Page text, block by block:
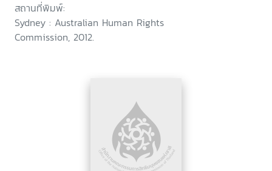
สถานที่พิมพ์:
Sydney : Australian Human Rights
Commission, 2012.